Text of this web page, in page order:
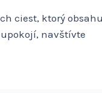
ciest, ktorý
navštívte